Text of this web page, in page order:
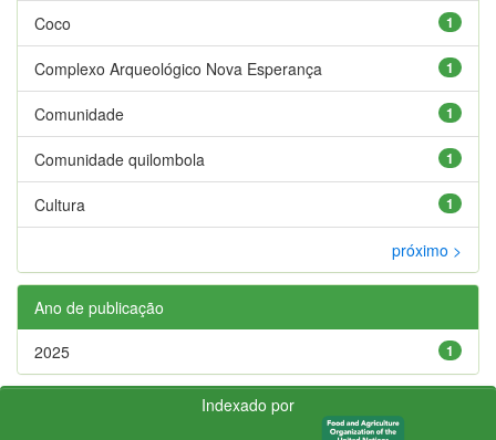
1
Coco
1
Complexo Arqueológico Nova Esperança
1
Comunidade
1
Comunidade quilombola
1
Cultura
próximo >
Ano de publicação
1
2025
Indexado por